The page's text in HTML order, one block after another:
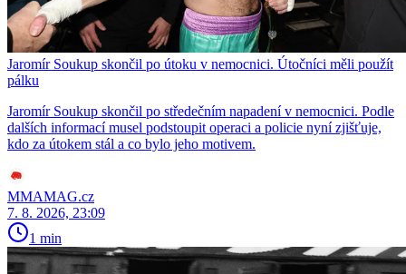
Jaromír Soukup skončil po útoku v nemocnici. Útočníci měli použít
pálku
Jaromír Soukup skončil po středečním napadení v nemocnici. Podle
dalších informací musel podstoupit operaci a policie nyní zjišťuje,
kdo za útokem stál a co bylo jeho motivem.
MMAMAG.cz
7. 8. 2026, 23:09
1 min